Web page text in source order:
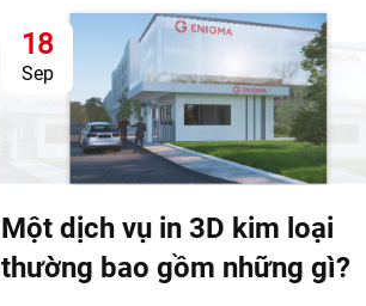
18
Sep
Một dịch vụ in 3D kim loại
thường bao gồm những gì?